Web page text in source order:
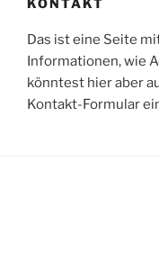
KONTAKT
Das ist eine Seite
Informationen, wie
könntest hier aber
Kontakt-Formular